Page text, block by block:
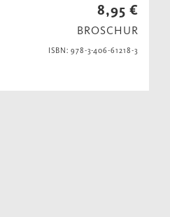
8,95 €
BROSCHUR
ISBN: 978-3-406-61218-3